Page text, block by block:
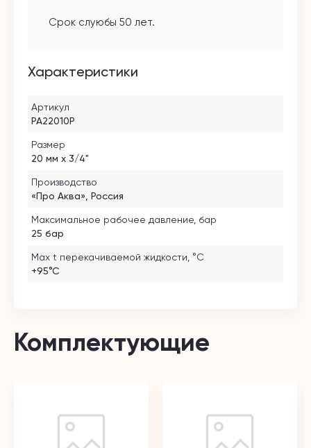
Срок слуюбы 50 лет.
Характеристики
Артикул
PA22010P
Размер
20 мм х 3/4"
Производство
«Про Аква», Россия
Максимальное рабочее давление, бар
25 бар
Max t перекачиваемой жидкости, °C
+95°С
Комплектующие